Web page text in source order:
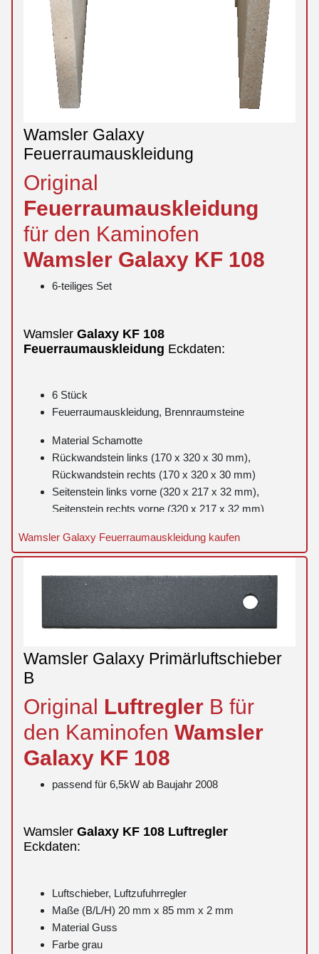
Wamsler Galaxy
Feuerraumauskleidung
Original
Feuerraumauskleidung
für den Kaminofen
Wamsler Galaxy KF 108
6-teiliges Set
Wamsler Galaxy KF 108
Feuerraumauskleidung Eckdaten:
6 Stück
Feuerraumauskleidung, Brennraumsteine
Material Schamotte
Rückwandstein links (170 x 320 x 30 mm),
Rückwandstein rechts (170 x 320 x 30 mm)
Seitenstein links vorne (320 x 217 x 32 mm),
Seitenstein rechts vorne (320 x 217 x 32 mm)
Seitenstein rechts hinten (320 x 90 x 32 mm)
ohne Zugumlenkung
Wamsler Galaxy Feuerraumauskleidung kaufen
Wamsler Galaxy Primärluftschieber
B
Original Luftregler B für
den Kaminofen Wamsler
Galaxy KF 108
passend für 6,5kW ab Baujahr 2008
Wamsler Galaxy KF 108 Luftregler
Eckdaten:
Luftschieber, Luftzufuhrregler
Maße (B/L/H) 20 mm x 85 mm x 2 mm
Material Guss
Farbe grau